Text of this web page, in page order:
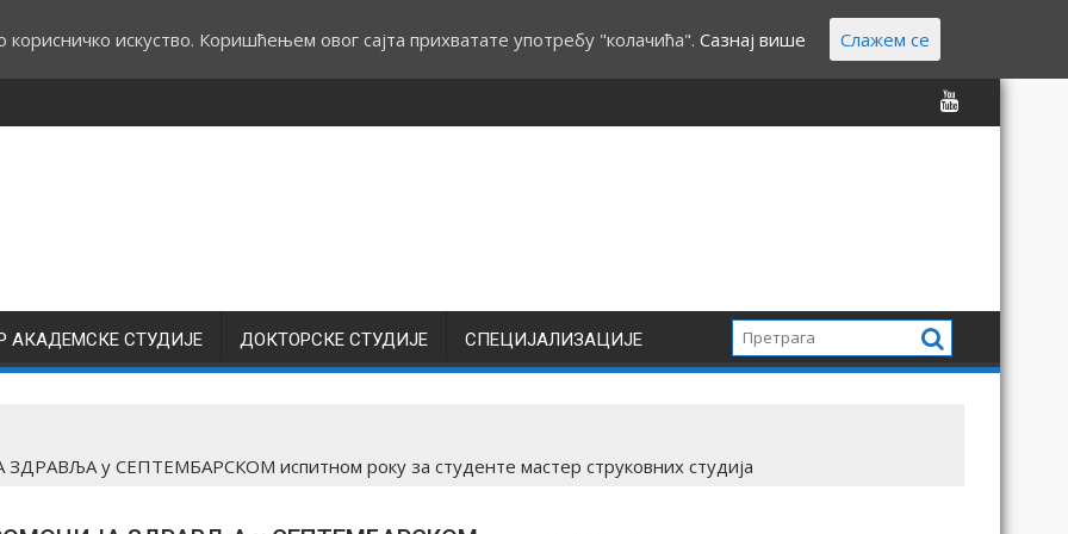
АКАДЕМСКЕ СТУДИЈЕ ДОКТОРСКЕ СТУДИЈЕ СПЕЦИЈАЛИЗАЦИЈЕ
у СЕПТЕМБАРСКОМ испитном року за студенте мастер струковних студија
искуство. Коришћењем овог сајта прихватате употребу "колачића". Сазнај више Слажем се